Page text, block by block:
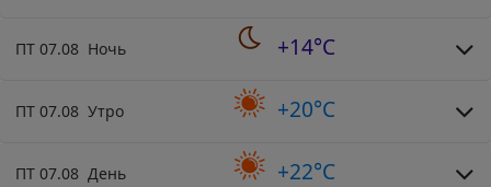
ПТ 07.08 Ночь +14°C
ПТ 07.08 Утро +20°C
ПТ 07.08 День +22°C